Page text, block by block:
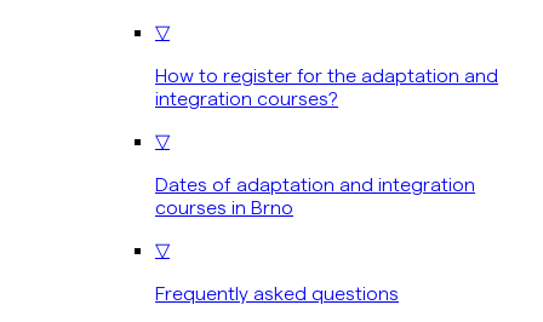
▽
How to register for the adaptation and
integration courses?
▽
Dates of adaptation and integration
courses in Brno
▽
Frequently asked questions